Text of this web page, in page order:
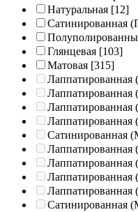
Натуральная [12]
Сатинированная
Глянцевая [103]
Матовая [315]
Лаппатированная
Лаппатированная
Лаппатированная
Лаппатированная
Сатинированная
Лаппатированная
Лаппатированная
Лаппатированная
Лаппатированная
Сатинированная